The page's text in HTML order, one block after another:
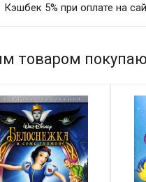
Кэшбек 5% при оплате на
товаром